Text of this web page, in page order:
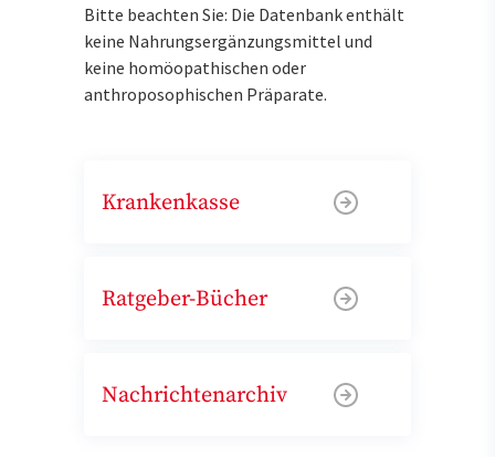
Bitte beachten Sie: Die Datenbank enthält
keine Nahrungsergänzungsmittel und
keine homöopathischen oder
anthroposophischen Präparate.
Krankenkasse
Ratgeber-Bücher
Nachrichtenarchiv